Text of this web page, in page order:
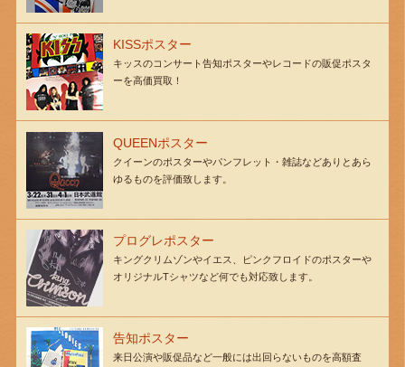
KISSポスター
キッスのコンサート告知ポスターやレコードの販促ポスタ
ーを高価買取！
QUEENポスター
クイーンのポスターやパンフレット・雑誌などありとあら
ゆるものを評価致します。
プログレポスター
キングクリムゾンやイエス、ピンクフロイドのポスターや
オリジナルTシャツなど何でも対応致します。
告知ポスター
来日公演や販促品など一般には出回らないものを高額査